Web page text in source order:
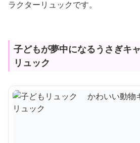
ラクターリュックです。
子どもが夢中になるうさぎキ
リュック